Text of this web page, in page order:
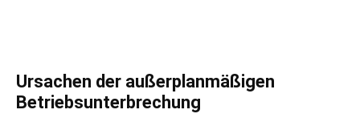
Ursachen der außerplanmäßigen
Betriebsunterbrechung